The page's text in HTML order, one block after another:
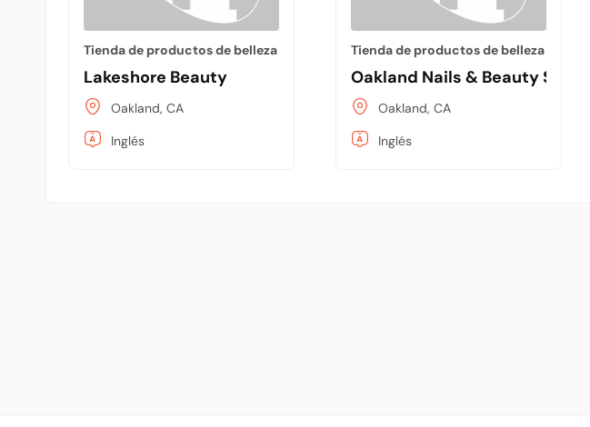
Tienda de productos de belleza
Lakeshore Beauty
Oakland, CA
Inglés
Tienda de productos de belleza
Oakland Nails & Beauty Supply
Oakland, CA
Inglés